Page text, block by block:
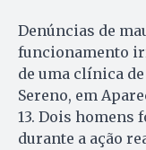
Denúncias de
funcionamento
de uma clínica
Sereno, em
13. Dois homens
durante a ação